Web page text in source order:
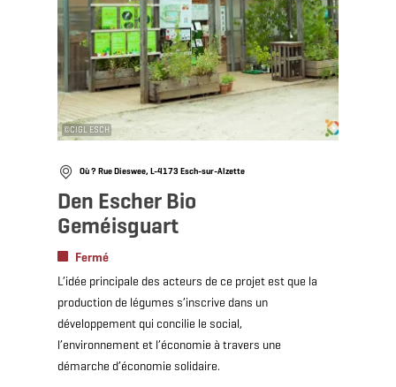
©CIGL ESCH
Où ? Rue Dieswee, L-4173 Esch-sur-Alzette
Den Escher Bio
Geméisguart
Fermé
L’idée principale des acteurs de ce projet est que la
production de légumes s’inscrive dans un
développement qui concilie le social,
l’environnement et l’économie à travers une
démarche d’économie solidaire.